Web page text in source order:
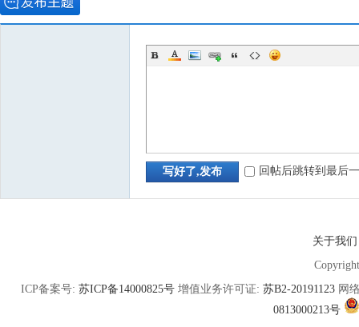
写好了,发布 回帖后跳转到最后
关于我们
ICP备案号: 苏ICP备14000825号 增值业务许可证: 苏B2-20191123 网
0813000213号